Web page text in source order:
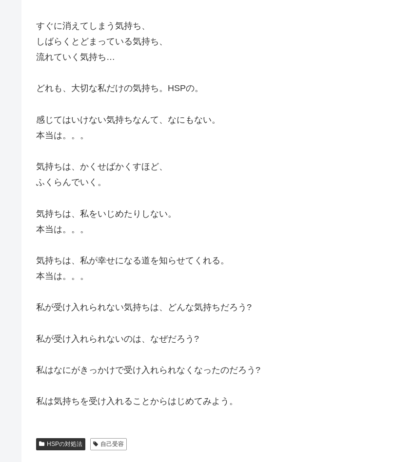
すぐに消えてしまう気持ち、
しばらくとどまっている気持ち、
流れていく気持ち…
どれも、大切な私だけの気持ち。HSPの。
感じてはいけない気持ちなんて、なにもない。
本当は。。。
気持ちは、かくせばかくすほど、
ふくらんでいく。
気持ちは、私をいじめたりしない。
本当は。。。
気持ちは、私が幸せになる道を知らせてくれる。
本当は。。。
私が受け入れられない気持ちは、どんな気持ちだろう?
私が受け入れられないのは、なぜだろう?
私はなにがきっかけで受け入れられなくなったのだろう?
私は気持ちを受け入れることからはじめてみよう。
HSPの対処法 自己受容